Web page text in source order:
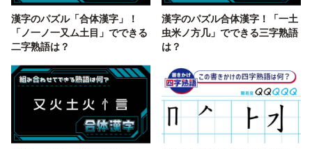
漢字のパズル「合体漢字」！
「ノ一ノ一又ム土目」でできる
二字熟語は？
漢字のパズル合体漢字！「一土
虫米ノ方几」でできる三字熟語
は？